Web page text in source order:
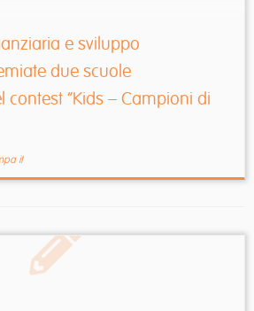
e sviluppo
due scuole
contest “Kids – Campioni di
it